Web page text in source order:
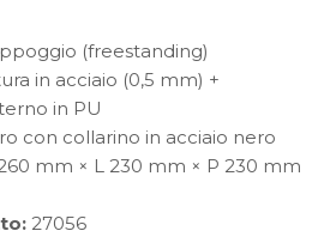
(freestanding)
in acciaio (0,5 mm) +
in PU
con collarino in acciaio nero
mm × L 230 mm × P 230 mm
27056